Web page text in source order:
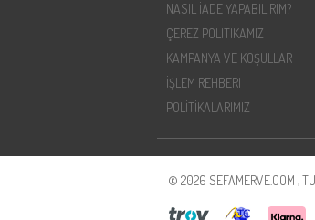
NASIL İADE YAPABILIRIM?
ÇEREZ POLITIKAMIZ
KAMPANYA VE KOŞULLAR
İŞLEM REHBERI
POLİTİKALARIMIZ
© 2026 SEFAMERVE.COM ,